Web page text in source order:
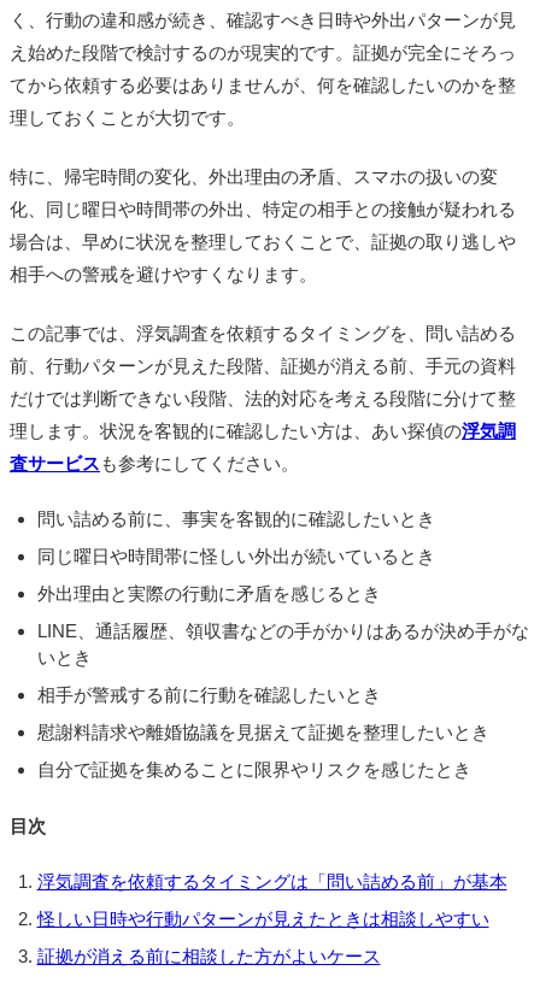
く、行動の違和感が続き、確認すべき日時や外出パターンが見
え始めた段階で検討するのが現実的です。証拠が完全にそろっ
てから依頼する必要はありませんが、何を確認したいのかを整
理しておくことが大切です。
特に、帰宅時間の変化、外出理由の矛盾、スマホの扱いの変
化、同じ曜日や時間帯の外出、特定の相手との接触が疑われる
場合は、早めに状況を整理しておくことで、証拠の取り逃しや
相手への警戒を避けやすくなります。
この記事では、浮気調査を依頼するタイミングを、問い詰める
前、行動パターンが見えた段階、証拠が消える前、手元の資料
だけでは判断できない段階、法的対応を考える段階に分けて整
理します。状況を客観的に確認したい方は、あい探偵の浮気調
査サービス も参考にしてください。
問い詰める前に、事実を客観的に確認したいとき
同じ曜日や時間帯に怪しい外出が続いているとき
外出理由と実際の行動に矛盾を感じるとき
LINE、通話履歴、領収書などの手がかりはあるが決め手がな
いとき
相手が警戒する前に行動を確認したいとき
慰謝料請求や離婚協議を見据えて証拠を整理したいとき
自分で証拠を集めることに限界やリスクを感じたとき
目次
浮気調査を依頼するタイミングは「問い詰める前」が基本
怪しい日時や行動パターンが見えたときは相談しやすい
証拠が消える前に相談した方がよいケース